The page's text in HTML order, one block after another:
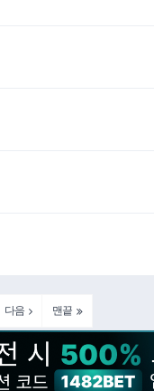
다음 맨끝